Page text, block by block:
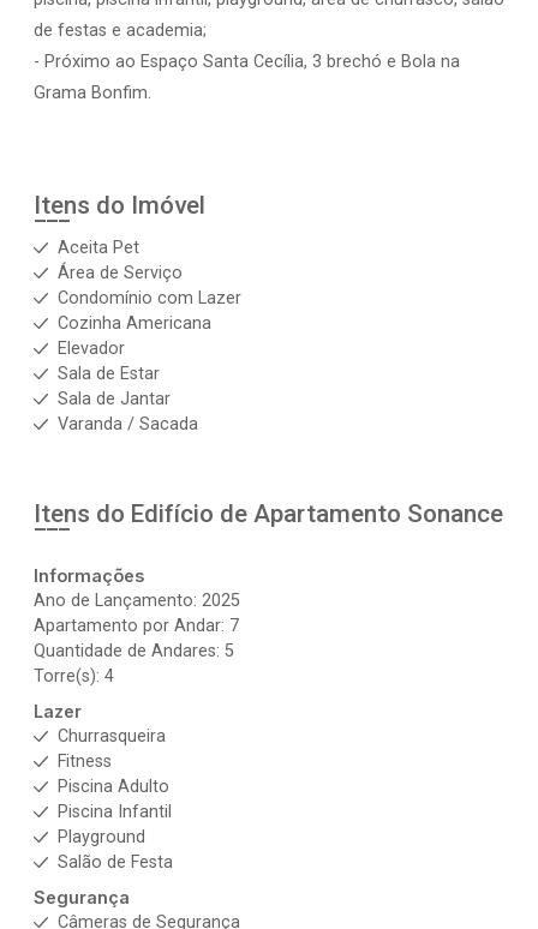
de festas e academia;
- Próximo ao Espaço Santa Cecília, 3 brechó e Bola na
Grama Bonfim.
Itens do Imóvel
Aceita Pet
Área de Serviço
Condomínio com Lazer
Cozinha Americana
Elevador
Sala de Estar
Sala de Jantar
Varanda / Sacada
Itens do Edifício de Apartamento Sonance
Informações
Ano de Lançamento: 2025
Apartamento por Andar: 7
Quantidade de Andares: 5
Torre(s): 4
Lazer
Churrasqueira
Fitness
Piscina Adulto
Piscina Infantil
Playground
Salão de Festa
Segurança
Câmeras de Segurança